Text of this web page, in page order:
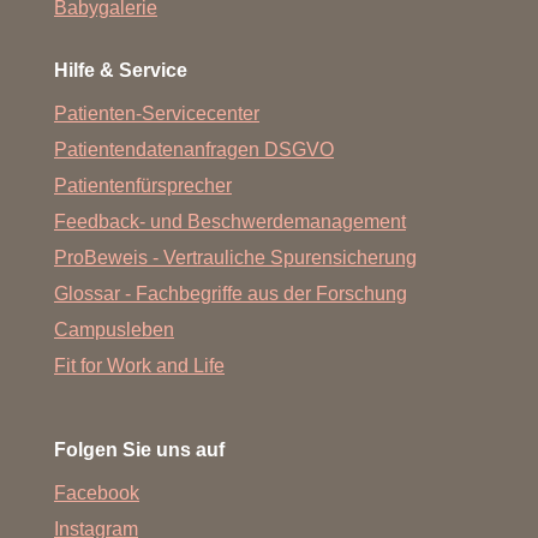
Babygalerie
Hilfe & Service
Patienten-Servicecenter
Patientendatenanfragen DSGVO
Patientenfürsprecher
Feedback- und Beschwerdemanagement
ProBeweis - Vertrauliche Spurensicherung
Glossar - Fachbegriffe aus der Forschung
Campusleben
Fit for Work and Life
Folgen Sie uns auf
Facebook
Instagram